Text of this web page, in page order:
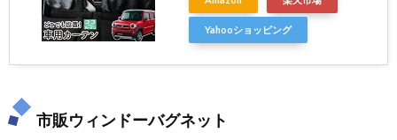
Yahooショッピング
市販ウィンドーバグネット